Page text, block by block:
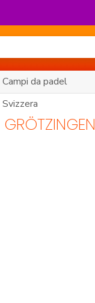
Campi da padel
Svizzera
GRÖTZINGEN